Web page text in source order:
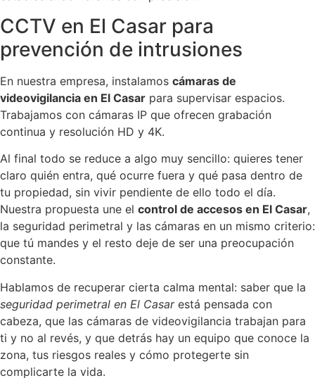
CCTV en El Casar para
prevención de intrusiones
En nuestra empresa, instalamos cámaras de
videovigilancia en El Casar para supervisar espacios.
Trabajamos con cámaras IP que ofrecen grabación
continua y resolución HD y 4K.
Al final todo se reduce a algo muy sencillo: quieres tener
claro quién entra, qué ocurre fuera y qué pasa dentro de
tu propiedad, sin vivir pendiente de ello todo el día.
Nuestra propuesta une el control de accesos en El Casar,
la seguridad perimetral y las cámaras en un mismo criterio:
que tú mandes y el resto deje de ser una preocupación
constante.
Hablamos de recuperar cierta calma mental: saber que la
seguridad perimetral en El Casarestá pensada con
cabeza, que las cámaras de videovigilancia trabajan para
ti y no al revés, y que detrás hay un equipo que conoce la
zona, tus riesgos reales y cómo protegerte sin
complicarte la vida.